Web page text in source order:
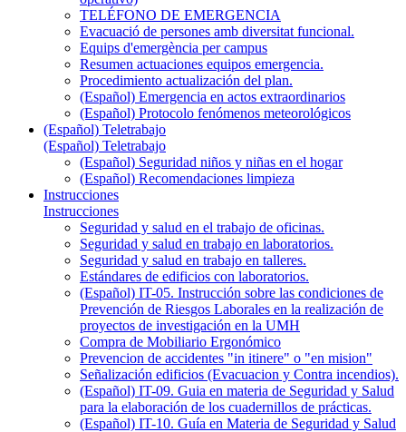
TELÉFONO DE EMERGENCIA
Evacuació de persones amb diversitat funcional.
Equips d'emergència per campus
Resumen actuaciones equipos emergencia.
Procedimiento actualización del plan.
(Español) Emergencia en actos extraordinarios
(Español) Protocolo fenómenos meteorológicos
(Español) Teletrabajo
(Español) Teletrabajo
(Español) Seguridad niños y niñas en el hogar
(Español) Recomendaciones limpieza
Instrucciones
Instrucciones
Seguridad y salud en el trabajo de oficinas.
Seguridad y salud en trabajo en laboratorios.
Seguridad y salud en trabajo en talleres.
Estándares de edificios con laboratorios.
(Español) IT-05. Instrucción sobre las condiciones de
Prevención de Riesgos Laborales en la realización de
proyectos de investigación en la UMH
Compra de Mobiliario Ergonómico
Prevencion de accidentes "in itinere" o "en mision"
Señalización edificios (Evacuacion y Contra incendios).
(Español) IT-09. Guia en materia de Seguridad y Salud
para la elaboración de los cuadernillos de prácticas.
(Español) IT-10. Guía en Materia de Seguridad y Salud